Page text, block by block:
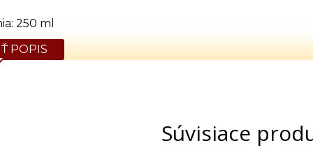
250 ml
POPIS
Súvisiace